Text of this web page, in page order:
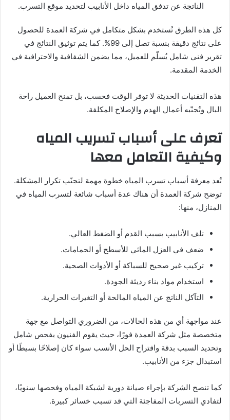
الناتجة عن تدفق المياه داخل الأنابيب لتحديد موقع التسرب.
كل هذه الطرق تُستخدم بشكل متكامل في شركة العمدة للحصول
على نتائج دقيقة بنسبة تصل إلى 99%. كما يتم توثيق النتائج في
تقرير فني شامل يُسلّم للعميل، مما يضمن الشفافية والاحترافية في
الخدمة المقدمة.
هذه التقنيات الحديثة لا توفر الوقت فحسب، بل تمنح العميل راحة
البال وتُجنّبه أعمال الهدم والإصلاح المكلفة.
تعرف على أسباب تسريب المياه
وكيفية التعامل معها
تُعد معرفة أسباب تسرب المياه خطوة مهمة لتجنّب تكرار المشكلة.
توضح شركة العمدة أن هناك عدة أسباب شائعة لتسرب المياه في
المنازل، منها:
تلف الأنابيب بسبب القدم أو الضغط العالي.
ضعف في العزل المائي للأسطح أو الحمامات.
تركيب غير صحيح للسباكة أو الأدوات الصحية.
استخدام مواد بناء رديئة الجودة.
التآكل الناتج عن المياه المالحة أو التغيرات الحرارية.
عند مواجهة أي من هذه الحالات، من الضروري التواصل مع جهة
متخصصة مثل شركة العمدة فورًا، حيث يقوم الفنيون بفحص شامل
وتحديد السبب بدقة واقتراح الحل الأنسب سواء كان إصلاحًا بسيطًا أو
استبدال جزء من الأنابيب.
كما تنصح الشركة بإجراء صيانة دورية لشبكة المياه وفحصها سنويًا،
لتفادي التسربات المفاجئة التي قد تسبب خسائر كبيرة.